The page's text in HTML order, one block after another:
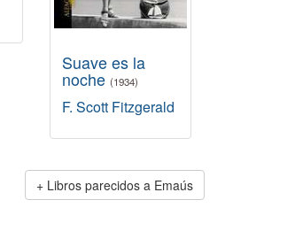
Suave es la
noche (1934)
F. Scott Fitzgerald
Libros parecidos a Emaús